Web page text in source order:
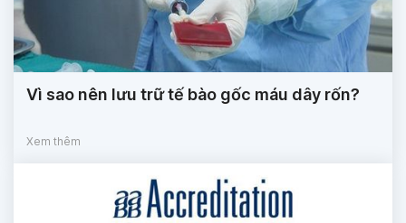
Vì sao nên lưu trữ tế bào gốc máu dây rốn?
Xem thêm